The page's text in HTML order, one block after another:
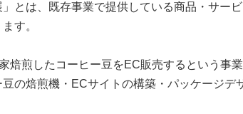
とは、既存事業で提供している商品・サー
す。
焙煎したコーヒー豆をEC販売するという事業
煎機・ECサイトの構築・パッケージデザ